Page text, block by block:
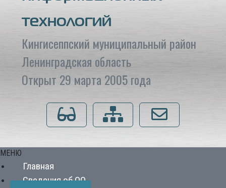
технологий
Кингисеппский муниципальный район
Ленинградская область
Открыт 29 марта 2005 года
Для слабовидящихКарта сайта Напишите нам
МЕНЮ
Главная
Сведения об ОО